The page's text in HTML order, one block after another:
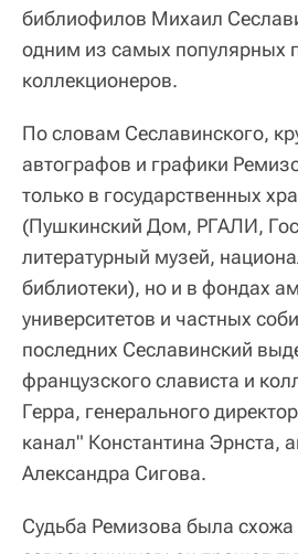
библиофилов Михаил
одним из самых популярных
коллекционеров.
По словам Сеславинского,
автографов и графики
только в государственных
(Пушкинский Дом, РГАЛИ,
литературный музей,
библиотеки), но и в фондах
университетов и частных
последних Сеславинский
французского слависта и
Герра, генерального
канал" Константина Эрнста,
Александра Сигова.
Судьба Ремизова была схожа